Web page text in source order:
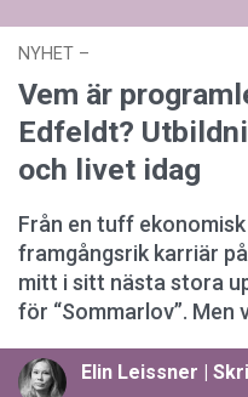
NYHET –
Vem är
Edfeldt?
och livet idag
Från en tuff
framgångsrik karriär
mitt i sitt nästa stora
för “Sommarlov”. Men
Elin Leissner |